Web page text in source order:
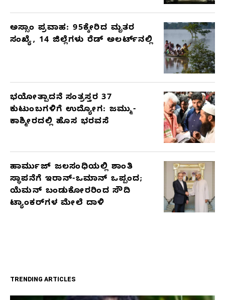
ಅಸ್ಸಾಂ ಪ್ರವಾಹ: 95ಕ್ಕೇರಿದ ಮೃತರ
ಸಂಖ್ಯೆ, 14 ಜಿಲ್ಲೆಗಳು ರೆಡ್ ಅಲರ್ಟ್‌ನಲ್ಲಿ
ಭಯೋತ್ಪಾದನೆ ಸಂತ್ರಸ್ತರ 37
ಕುಟುಂಬಗಳಿಗೆ ಉದ್ಯೋಗ: ಜಮ್ಮು-
ಕಾಶ್ಮೀರದಲ್ಲಿ ಹೊಸ ಭರವಸೆ
ಹಾರ್ಮುಜ್ ಜಲಸಂಧಿಯಲ್ಲಿ ಶಾಂತಿ
ಸ್ಥಾಪನೆಗೆ ಇರಾನ್-ಒಮಾನ್ ಒಪ್ಪಂದ;
ಯೆಮನ್ ಬಂಡುಕೋರರಿಂದ ಸೌದಿ
ಟ್ಯಾಂಕರ್‌ಗಳ ಮೇಲೆ ದಾಳಿ
TRENDING ARTICLES